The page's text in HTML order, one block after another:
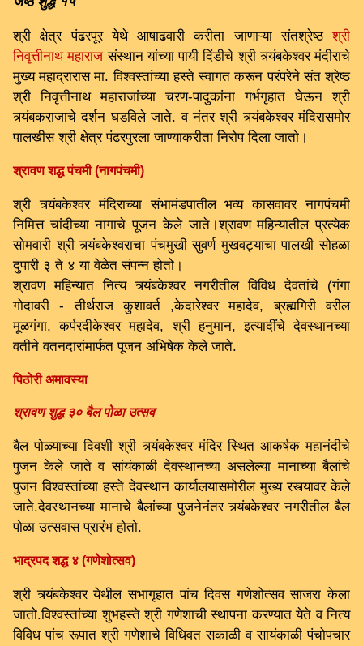
श्री क्षेत्र पंढरपूर येथे आषाढवारी करीता जाणाऱ्या संतश्रेष्ठश्री
निवृत्तीनाथ महाराज संस्थान यांच्या पायी दिंडीचे श्री त्र्यंबकेश्वर मंदीराचे
मुख्य महाद्रारास मा. विश्वस्तांच्या हस्ते स्वागत करून परंपरेने संत श्रेष्ठ
श्री निवृत्तीनाथ महाराजांच्या चरण-पादुकांना गर्भगृहात घेऊन श्री
त्र्यंबकराजाचे दर्शन घडविले जाते. व नंतर श्री त्र्यंबकेश्वर मंदिरासमोर
पालखीस श्री क्षेत्र पंढरपुरला जाण्याकरीता निरोप दिला जातो।
श्रावण शद्ध पंचमी (नागपंचमी)
श्री त्र्यंबकेश्वर मंदिराच्या संभामंडपातील भव्य कासवावर नागपंचमी
निमित्त चांदीच्या नागाचे पूजन केले जाते।श्रावण महिन्यातील प्रत्येक
सोमवारी श्री त्र्यंबकेश्वराचा पंचमुखी सुवर्ण मुखवट्याचा पालखी सोहळा
दुपारी ३ ते ४ या वेळेत संपन्न होतो।
श्रावण महिन्यात नित्य त्र्यंबकेश्वर नगरीतील विविध देवतांचे (गंगा
गोदावरी - तीर्थराज कुशावर्त ,केदारेश्वर महादेव, ब्रह्मगिरी वरील
मूळगंगा, कर्परदीकेश्वर महादेव, श्री हनुमान, इत्यादींचे देवस्थानच्या
वतीने वतनदारांमार्फत पूजन अभिषेक केले जाते.
पिठोरी अमावस्या
श्रावण शुद्ध ३० बैल पोळा उत्सव
बैल पोळ्याच्या दिवशी श्री त्र्यंबकेश्वर मंदिर स्थित आकर्षक महानंदीचे
पुजन केले जाते व सांयंकाळी देवस्थानच्या असलेल्या मानाच्या बैलांचे
पुजन विश्वस्तांच्या हस्ते देवस्थान कार्यालयासमोरील मुख्य रस्त्यावर केले
जाते.देवस्थानच्या मानाचे बैलांच्या पुजनेनंतर त्र्यंबकेश्वर नगरीतील बैल
पोळा उत्सवास प्रारंभ होतो.
भाद्रपद शद्ध ४ (गणेशोत्सव)
श्री त्र्यंबकेश्वर येथील सभागृहात पांच दिवस गणेशोत्सव साजरा केला
जातो.विश्वस्तांच्या शुभहस्ते श्री गणेशाची स्थापना करण्यात येते व नित्य
विविध पांच रूपात श्री गणेशाचे विधिवत सकाळी व सायंकाळी पंचोपचार